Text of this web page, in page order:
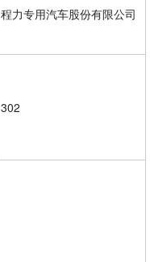
程力专用汽车股份有限公司
302